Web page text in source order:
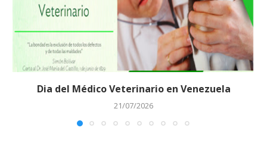
Dia del Médico Veterinario en Venezuela
21/07/2026